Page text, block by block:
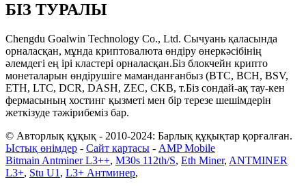
БІЗ ТУРАЛЫ
Chengdu Goalwin Technology Co., Ltd. Сычуань қаласында
орналасқан, мұнда криптовалюта өндіру өнеркәсібінің
әлемдегі ең ірі кластері орналасқан.Біз блокчейн крипто
монеталарын өндірушіге маманданғанбыз (BTC, BCH, BSV,
ETH, LTC, DCR, DASH, ZEC, CKB, т.Біз сондай-ақ тау-кен
фермасының хостинг қызметі мен бір терезе шешімдерін
жеткізуде тәжірибеміз бар.
© Авторлық құқық - 2010-2024: Барлық құқықтар қорғалған.
Ыстық өнімдер - Сайт картасы - AMP Mobile
Bitmain Antminer L3++, M30s 112th/S, Eth Miner, ANTMINER
L3+, Stu U1 , L3+ Антминер,